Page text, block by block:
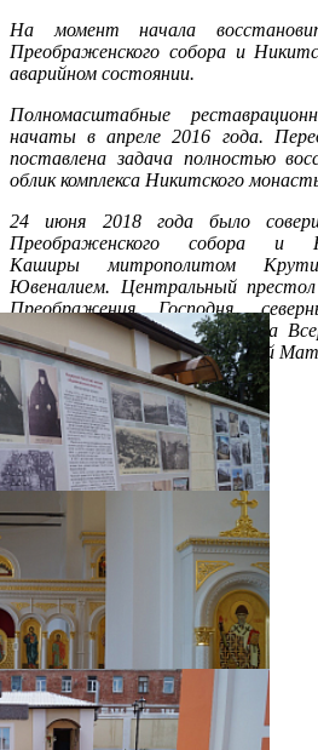
На момент начала
Преображенского собора и
аварийном состоянии.
Полномасштабные
начаты в апреле 2016 года.
поставлена задача полностью
облик комплекса Никитского
24 июня 2018 года было
Преображенского собора и
Каширы митрополитом
Ювеналием. Центральный
Преображения Господня,
святителя Тихона, Патриарха
честь Казанской иконы Божией
Распечатать
Фото